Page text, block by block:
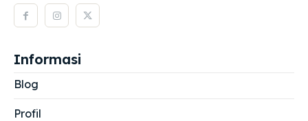
Informasi
Blog
Profil